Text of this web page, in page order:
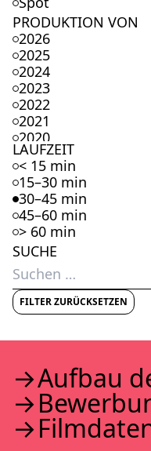
PRODUKTION VON
2026
2025
2024
2023
2022
2021
2020
2019
2018
2017
2016
2015
2014
2013
2012
2011
2010
2009
2006
2005
2004
2003
2002
LAUFZEIT
< 15 min
15–30 min
30–45 min
45–60 min
> 60 min
SUCHE
Suchen
nach:
FILTER ZURÜCKSETZEN
Auf­bau